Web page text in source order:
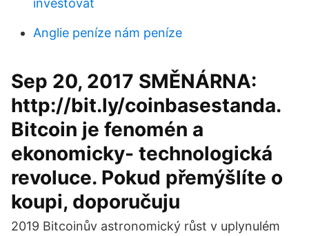
investovat
Anglie peníze nám peníze
Sep 20, 2017 SMĚNÁRNA:
http://bit.ly/coinbasestanda.
Bitcoin je fenomén a
ekonomicky- technologická
revoluce. Pokud přemýšlíte o
koupi, doporučuju
2019 Bitcoinův astronomický růst v uplynulém